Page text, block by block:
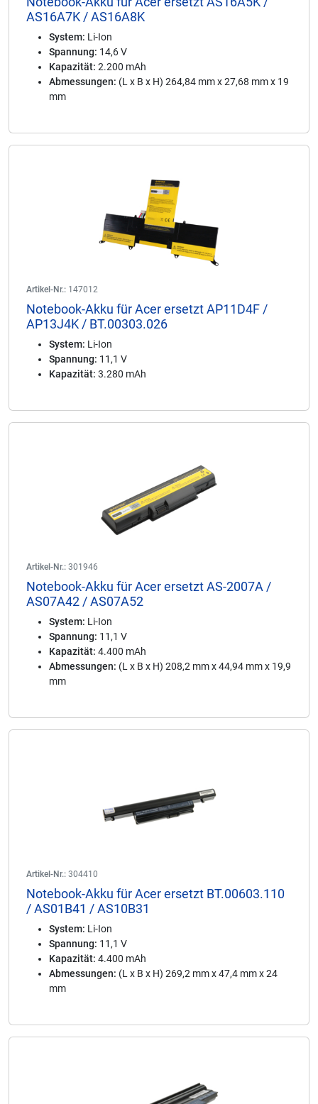
AS16A7K / AS16A8K
System: Li-Ion
Spannung: 14,6 V
Kapazität: 2.200 mAh
Abmessungen: (L x B x H) 264,84 mm x 27,68 mm x 19
mm
Artikel-Nr.: 147012
Notebook-Akku für Acer ersetzt AP11D4F /
AP13J4K / BT.00303.026
System: Li-Ion
Spannung: 11,1 V
Kapazität: 3.280 mAh
Artikel-Nr.: 301946
Notebook-Akku für Acer ersetzt AS-2007A /
AS07A42 / AS07A52
System: Li-Ion
Spannung: 11,1 V
Kapazität: 4.400 mAh
Abmessungen: (L x B x H) 208,2 mm x 44,94 mm x 19,9
mm
Artikel-Nr.: 304410
Notebook-Akku für Acer ersetzt BT.00603.110
/ AS01B41 / AS10B31
System: Li-Ion
Spannung: 11,1 V
Kapazität: 4.400 mAh
Abmessungen: (L x B x H) 269,2 mm x 47,4 mm x 24
mm